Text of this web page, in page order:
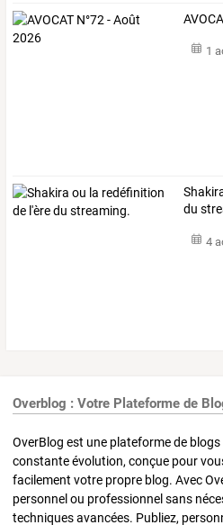
1
du
4
Overblog : Votre Plateforme de
OverBlog est une plateforme de blogs
constante évolution, conçue pour
facilement votre propre blog. Avec
personnel ou professionnel sans
techniques avancées. Publiez,